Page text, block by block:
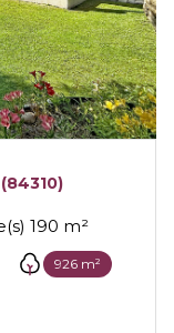
(84310)
Maison 6 pièce(s) 4 chambre(s) 190 m²
926 m²